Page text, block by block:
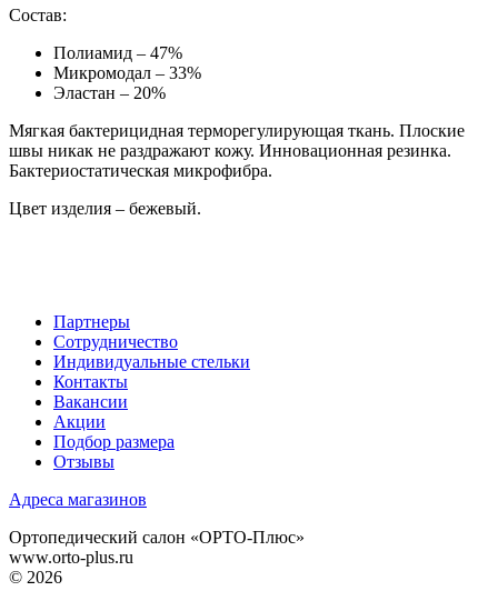
Состав:
Полиамид – 47%
Микромодал – 33%
Эластан – 20%
Мягкая бактерицидная терморегулирующая ткань. Плоские
швы никак не раздражают кожу. Инновационная резинка.
Бактериостатическая микрофибра.
Цвет изделия – бежевый.
Партнеры
Сотрудничество
Индивидуальные стельки
Контакты
Вакансии
Акции
Подбор размера
Отзывы
Адреса магазинов
Ортопедический салон «ОРТО-Плюс»
www.orto-plus.ru
© 2026